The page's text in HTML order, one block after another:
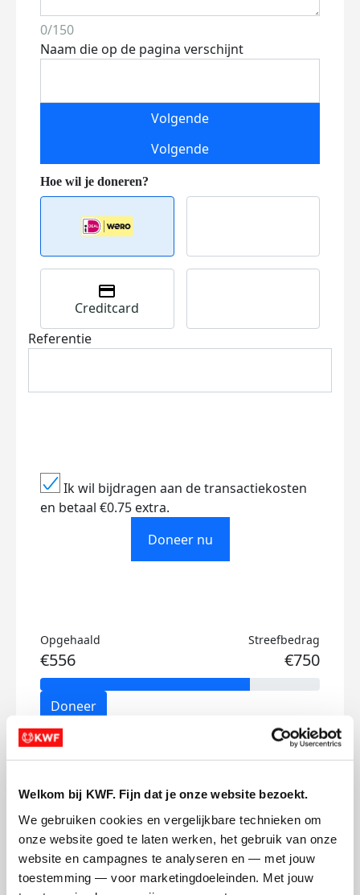
Welkom bij KWF. Fijn dat je onze website bezoekt.
We gebruiken cookies en vergelijkbare technieken om
onze website goed te laten werken, het gebruik van onze
website en campagnes te analyseren en — met jouw
toestemming — voor marketingdoeleinden. Met jouw
0/150
Naam die op de pagina verschijnt
Volgende
Volgende
Creditcard
Referentie
Ik wil bijdragen aan de transactiekosten
en betaal €0.75 extra.
Doneer nu
Opgehaald
€556
Streefbedrag
€750
Doneer
Thomas's badges